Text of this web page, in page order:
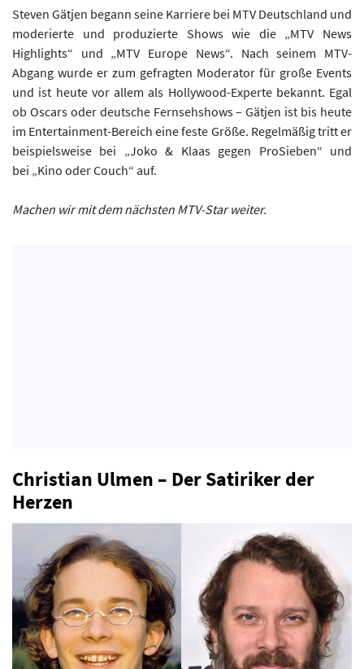
Steven Gätjen begann seine Karriere bei MTV Deutschland und
moderierte und produzierte Shows wie die „MTV News
Highlights“ und „MTV Europe News“. Nach seinem MTV-
Abgang wurde er zum gefragten Moderator für große Events
und ist heute vor allem als Hollywood-Experte bekannt. Egal
ob Oscars oder deutsche Fernsehshows – Gätjen ist bis heute
im Entertainment-Bereich eine feste Größe. Regelmäßig tritt er
beispielsweise bei „Joko & Klaas gegen ProSieben“ und
bei „Kino oder Couch“ auf.
Machen wir mit dem nächsten MTV-Star weiter.
Christian Ulmen – Der Satiriker der
Herzen